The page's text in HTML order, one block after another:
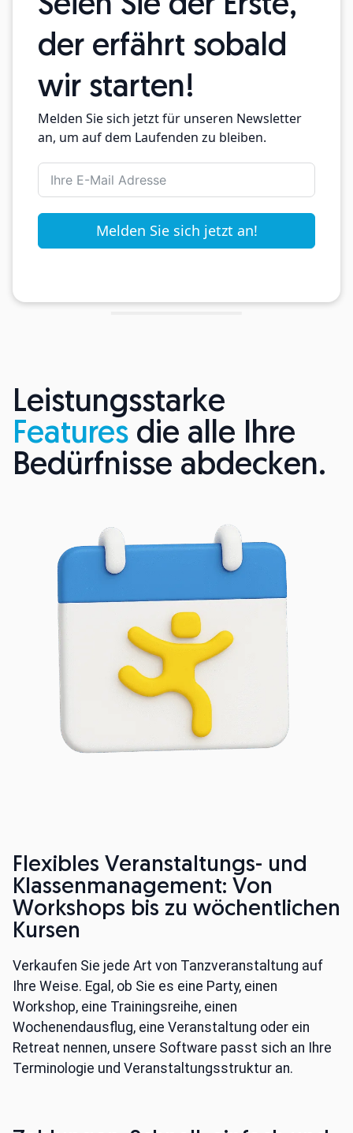
der erfährt sobald
wir starten!
Melden Sie sich jetzt für unseren Newsletter
an, um auf dem Laufenden zu bleiben.
Melden Sie sich jetzt an!
Leistungsstarke
Features die alle Ihre
Bedürfnisse abdecken.
Flexibles Veranstaltungs- und
Klassenmanagement: Von
Workshops bis zu wöchentlichen
Kursen
Verkaufen Sie jede Art von Tanzveranstaltung auf
Ihre Weise. Egal, ob Sie es eine Party, einen
Workshop, eine Trainingsreihe, einen
Wochenendausflug, eine Veranstaltung oder ein
Retreat nennen, unsere Software passt sich an Ihre
Terminologie und Veranstaltungsstruktur an.